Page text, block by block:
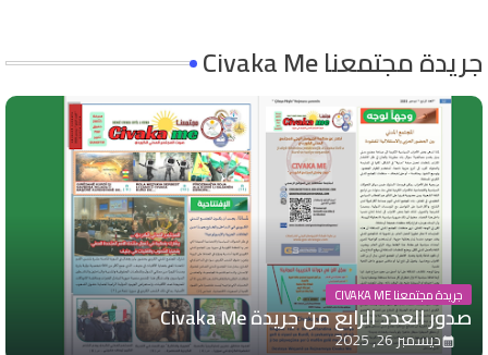
جريدة مجتمعنا Civaka Me
جريدة مجتمعنا CIVAKA ME
صدور العدد الرابع من جريدة Civaka Me
ديسمبر 26, 2025